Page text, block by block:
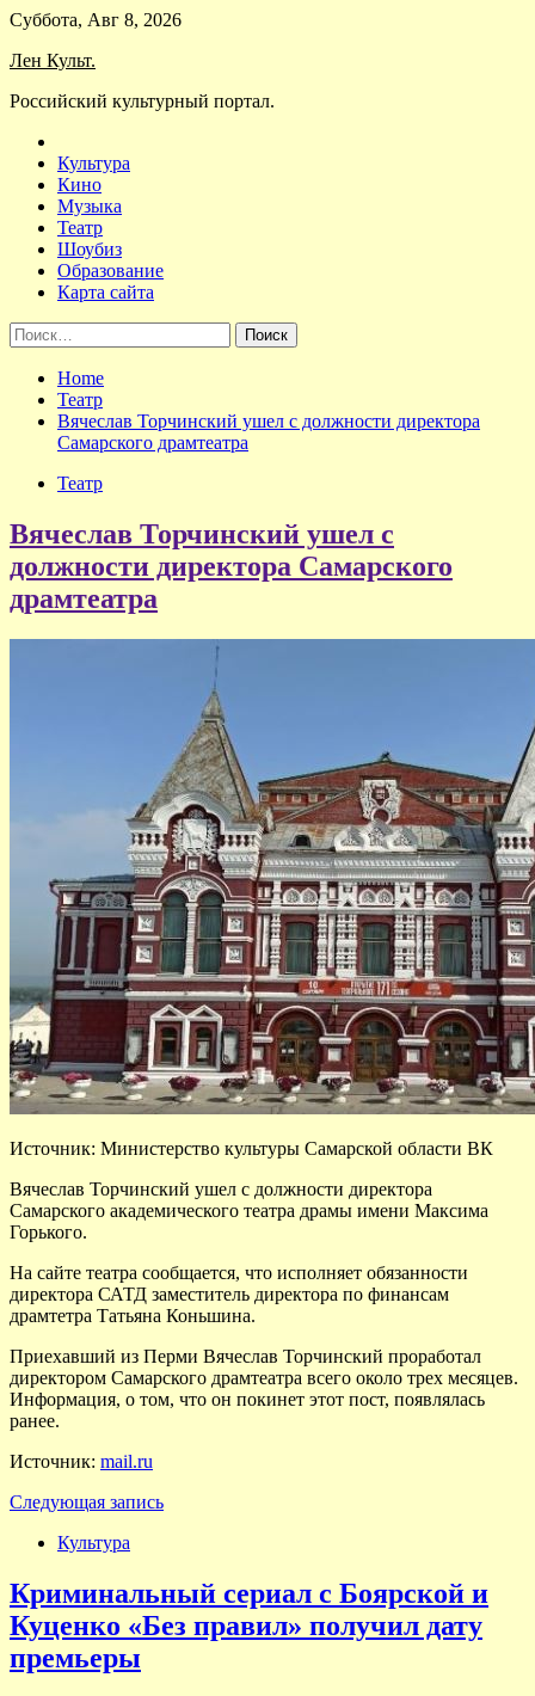
Skip
content
Суббота, Авг 8, 2026
Лен Культ.
Российский культурный портал.
Культура
Кино
Музыка
Театр
Шоубиз
Образование
Карта сайта
Найти:
Home
Театр
Вячеслав Торчинский ушел с должности директора
Самарского драмтеатра
Театр
Вячеслав Торчинский ушел с
должности директора Самарского
драмтеатра
Источник: Министерство культуры Самарской области ВК
Вячеслав Торчинский ушел с должности директора
Самарского академического театра драмы имени Максима
Горького.
На сайте театра сообщается, что исполняет обязанности
директора САТД заместитель директора по финансам
драмтетра Татьяна Коньшина.
Приехавший из Перми Вячеслав Торчинский проработал
директором Самарского драмтеатра всего около трех месяцев.
Информация, о том, что он покинет этот пост, появлялась
ранее.
Источник: mail.ru
Следующая запись
Культура
Криминальный сериал с Боярской и
Куценко «Без правил» получил дату
премьеры